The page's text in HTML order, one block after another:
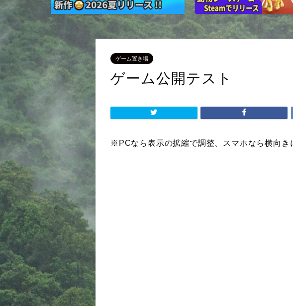
ゲーム置き場
ゲーム公開テスト
※PCなら表示の拡縮で調整、スマホなら横向き